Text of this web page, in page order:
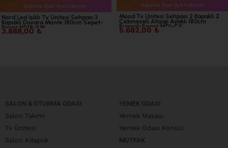
Sepette Özel Üye İndirimi
Nord Led Işıklı Tv Ünitesi Sehpası 3
Kapaklı Duvara Monte 180cm Sepet-
Beyaz ND18-SW
3.888,00 ₺
Sepette Özel Üye İndirimi
Mood Tv Ünitesi Sehpası 2 Kapaklı 2
Çekmeceli Ahşap Ayaklı 180cm
Kumsal-Sepet MD1-CS
5.682,00₺
SALON & OTURMA ODASI
Salon Takımı
Tv Ünitesi
Salon Kitaplık
YEMEK ODASI
Yemek Masası
Yemek Odası Konsol
MUTFAK